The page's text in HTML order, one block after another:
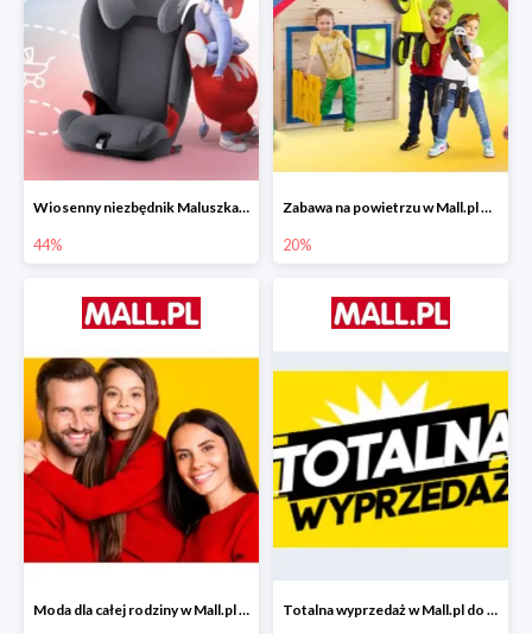
Wiosenny niezbędnik Maluszka w Mall.pl do -44%
44%
Zabawa na powietrzu w Mall.pl do -20%
20%
Moda dla całej rodziny w Mall.pl do -78% Totalna wyprzedaż w Mall.pl do -80%